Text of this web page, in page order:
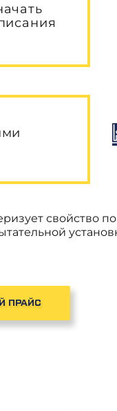
свойство
ПРАЙС